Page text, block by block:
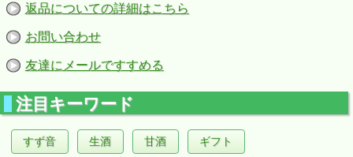
返品についての詳細はこちら
お問い合わせ
友達にメールですすめる
注目キーワード
すず音 生酒 甘酒 ギフト